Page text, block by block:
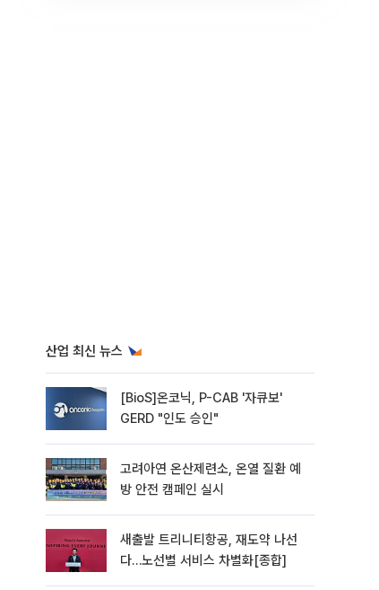
산업 최신 뉴스
[BioS]온코닉, P-CAB '자큐보'
GERD "인도 승인"
고려아연 온산제련소, 온열 질환 예
방 안전 캠페인 실시
새출발 트리니티항공, 재도약 나선
다…노선별 서비스 차별화[종합]